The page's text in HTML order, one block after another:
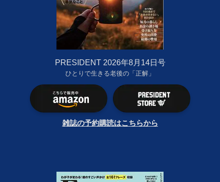
PRESIDENT 2026年8月14日号
ひとりで生きる老後の「正解」
雑誌の予約購読はこちらから